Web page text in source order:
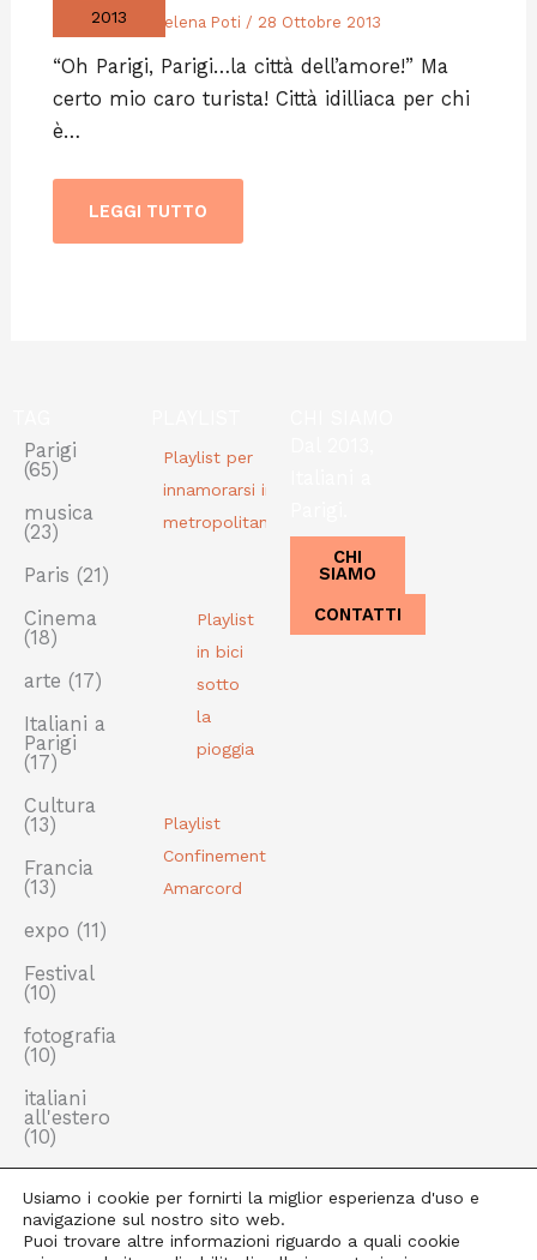
2013
Editoriali/ Di Selena Poti / 28 Ottobre 2013
“Oh Parigi, Parigi…la città dell’amore!” Ma
certo mio caro turista! Città idilliaca per chi
è…
LEGGI TUTTO
CHI
SIAMO
CONTATTI
Playlist per
innamorarsi in
metropolitana
Playlist
in bici
sotto
la
pioggia
Playlist
Confinement
Amarcord
Parigi
(65)
musica
(23)
Paris(21)
Cinema
(18)
arte(17)
Italiani a
Parigi
(17)
Cultura
(13)
Francia
(13)
expo(11)
Festival
(10)
fotografia
(10)
italiani
all'estero
(10)
Usiamo i cookie per fornirti la miglior esperienza d'uso e
navigazione sul nostro sito web.
Puoi trovare altre informazioni riguardo a quali cookie